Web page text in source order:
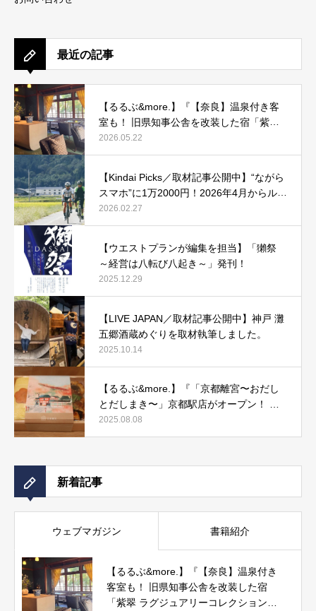
最近の記事
【るるぶ&more.】『【奈良】温泉付き客
室も！ 旧県知事公舎を改装した宿「紫翠
ラグジュアリーコレクションホテル 奈
良」で贅沢ステイ』
2026.05.22
【Kindai Picks／取材記事公開中】“ながら
スマホ”に1万2000円！2026年4月からルー
ル化される、自転車の「青切符」とは？
2026.02.27
【ウエストプランが編集を担当】「獺祭
～経営は八転び八起き～」発刊！
2025.12.29
【LIVE JAPAN／取材記事公開中】神戸 灘
五郷酒蔵めぐりを取材執筆しました。
2025.10.14
【るるぶ&more.】『「京都離宮〜おだし
とだしまき〜」京都駅店がオープン！ だ
しまき弁当やおみやげにもぴったりな人気
メニューをご紹介』記事公開中
2025.08.08
新着記事
ウェブマガジン 書籍紹介
【るるぶ&more.】『【奈良】温泉付き
客室も！ 旧県知事公舎を改装した宿
「紫翠 ラグジュアリーコレクションホ